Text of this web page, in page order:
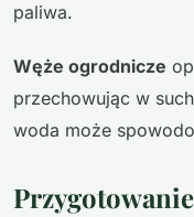
paliwa.
Węże ogrodnicze
przechowując w
woda może